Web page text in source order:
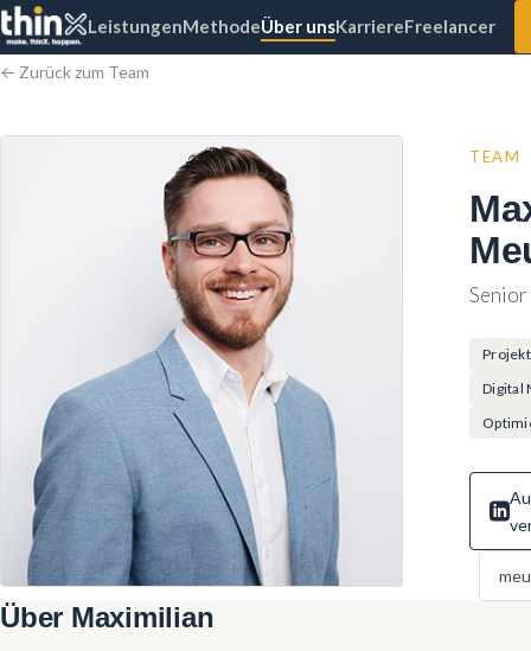
LeistungenMethodeÜber unsKarriereFreelancer
← Zurück zum Team
TEAM
Digital
Über Maximilian